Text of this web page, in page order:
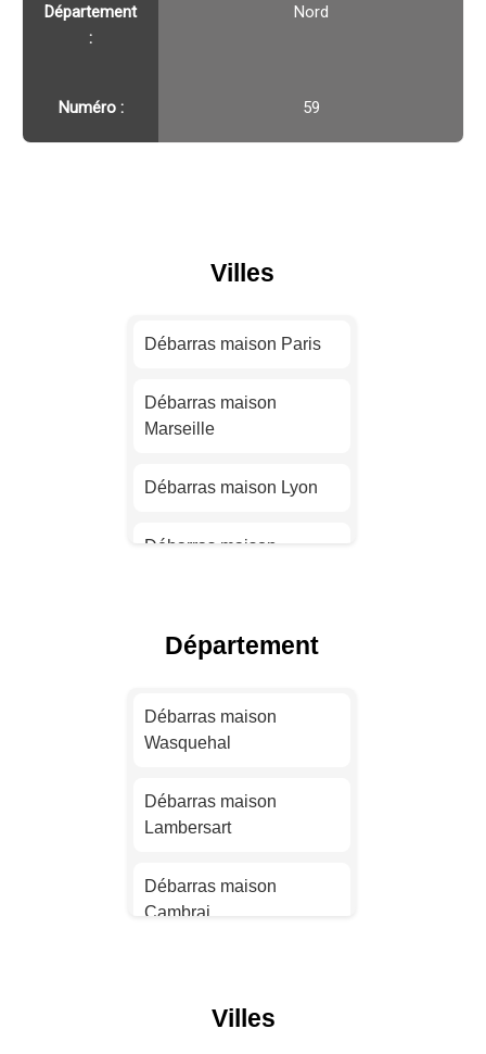
Département
:
Nord
Numéro : 59
Villes
Débarras maison Paris
Débarras maison
Marseille
Débarras maison Lyon
Débarras maison
Débarras maison Nice
Débarras maison
Débarras maison
Débarras maison
Département
Débarras maison
Wasquehal
Débarras maison
Lambersart
Débarras maison
Cambrai
Villes